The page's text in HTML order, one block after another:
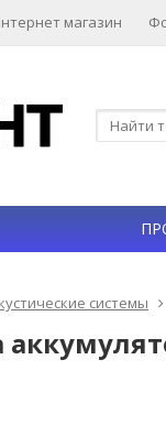
магазин
системы